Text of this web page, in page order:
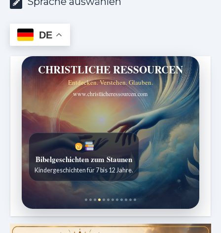
DE
CHRISTLICHE RESSOURCEN
Entdecken. Verstehen. Glauben.
www.christlicheressourcen.com
Bibelgeschichten zum Staunen
Kindergeschichten für 7 bis 12 Jahre.